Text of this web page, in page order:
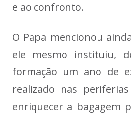
e ao confronto.
O Papa mencionou
ele mesmo instituiu,
formação um ano de
realizado nas
enriquecer a bagagem